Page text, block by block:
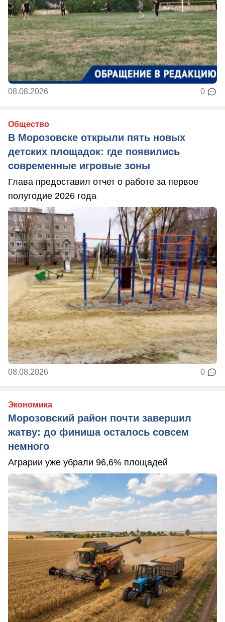
08.08.2026 0
Общество
В Морозовске открыли пять новых
детских площадок: где появились
современные игровые зоны
Глава предоставил отчет о работе за первое
полугодие 2026 года
08.08.2026 0
Экономика
Морозовский район почти завершил
жатву: до финиша осталось совсем
немного
Аграрии уже убрали 96,6% площадей